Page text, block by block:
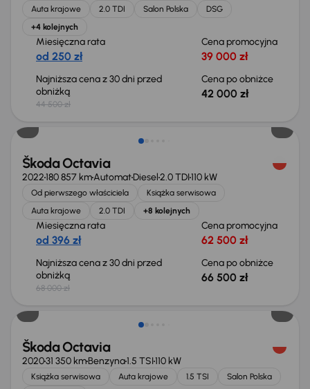
Auta krajowe 2.0 TDI Salon Polska
DSG
+4 kolejnych
Miesięczna rata
od 250 zł
Cena promocyjna
39 000 zł
Najniższa cena z 30 dni przed
obniżką
44 500 zł
Cena po obniżce
42 000 zł
Świeżo skupione
Škoda Octavia
2022180 857 kmAutomatDiesel2.0 TDI110 kW
Od pierwszego właściciela
Książka serwisowa
Auta krajowe
2.0 TDI +8 kolejnych
Miesięczna rata
od 396 zł
Cena promocyjna
62 500 zł
Najniższa cena z 30 dni przed
obniżką
68 000 zł
Cena po obniżce
66 500 zł
Škoda Octavia
202031 350 kmBenzyna1.5 TSI110 kW
Książka serwisowa Auta krajowe 1.5 TSI
Salon Polska